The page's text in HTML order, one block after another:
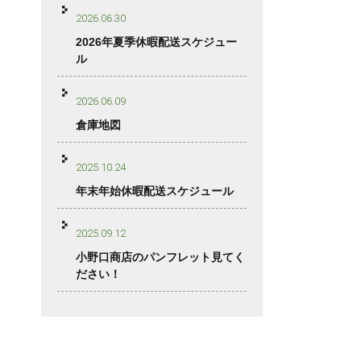
2026.06.30
2026年夏季休暇配送スケジュー
ル
2026.06.09
倉庫地図
2025.10.24
年末年始休暇配送スケジュール
2025.09.12
小野口商店のパンフレット見てく
ださい！